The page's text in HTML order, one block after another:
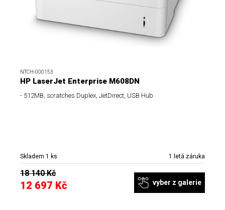
NTCH-000153
HP LaserJet Enterprise M608DN
- 512MB, scratches Duplex, JetDirect, USB Hub
Skladem 1 ks 1 letá záruka
18 140 Kč
12 697 Kč vyber z galerie